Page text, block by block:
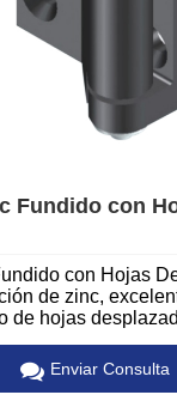
Fundido con
con Hojas
de zinc,
de hojas
Enviar Consulta